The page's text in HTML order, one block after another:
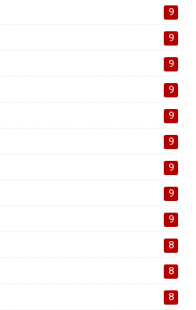
9
9
9
9
9
9
9
9
9
8
8
8